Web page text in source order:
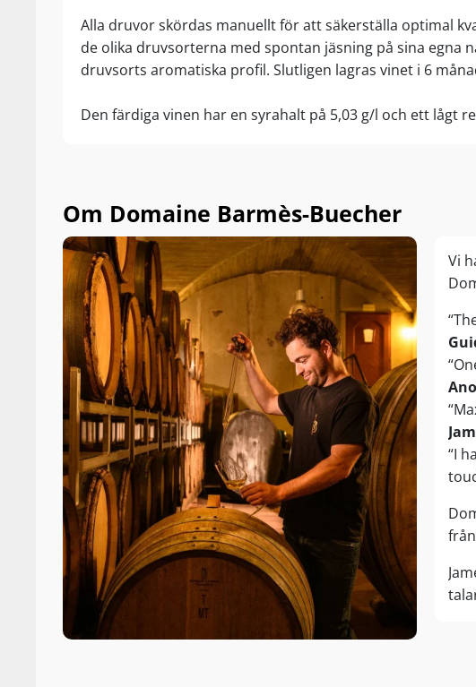
Alla druvor skördas manuellt för att säkerställa optimal
de olika druvsorterna med spontan jäsning på sina egna
druvsorts aromatiska profil. Slutligen lagras vinet i 6
Den färdiga vinen har en syrahalt på 5,03 g/l och ett lågt
Om Domaine Barmès-Buecher
Vi
“I